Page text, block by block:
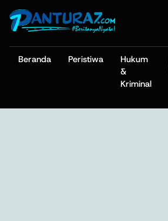
Beranda Peristiwa
Hukum
&
Kriminal